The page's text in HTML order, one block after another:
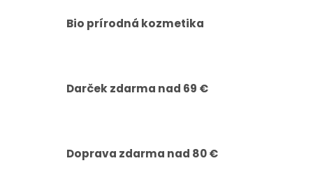
Bio prírodná kozmetika
Darček zdarma nad 69 €
Doprava zdarma nad 80 €